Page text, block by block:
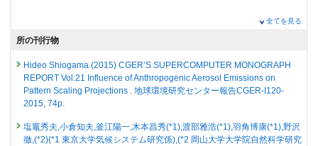
25536 : 気候変動影響評価手法の高度化に関する研究
25616 : 世界を対象としたネットゼロ排出達成のための気候緩和策及び持
続可能な開発
25655 : 地球システム分野の先見的・先端的な基礎研究
Masago Y.(真砂佳
Watanabe M.(渡部雅浩)
その他
Emergent constraints on future changes in several climate
variables and extreme indices from global to regional scales
発表者 : Shiogama H.(塩竈秀夫) Hayashi M.(林未知也),Hirota N.(廣田渚
郎) ,Ogura T.(小倉知夫)
remaining carbon budget under emission-driven simulations
発表者 :Melnikova Irina(MELNIKOVA Irina),Yokohata T.(横畠徳太),
Shiogama H.(塩竈秀夫)
学会等名称 :CMIP Community Workshop 2026 (2026)
予稿集名 :
研究発表
気候変動が引き起こす21世紀中の世代間・世代内衡平性の
全てを見る
所の刊行物
Hideo Shiogama (2015) CGER’S SUPERCOMPUTER MONOGRAPH
REPORT Vol.21 Influence of Anthropogenic Aerosol Emissions on
Pattern Scaling Projections . 地球環境研究センター報告CGER-I120-
2015, 74p.
塩竈秀夫,小倉知夫,釜江陽一,木本昌秀(*1),渡部雅浩(*1),羽角博康(*1),野沢
徹,(*2)(*1 東京大学気候システム研究係),(*2 岡山大学大学院自然科学研究